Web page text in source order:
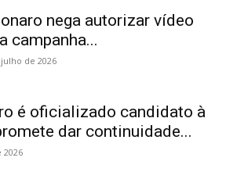
nega autorizar vídeo
campanha...
de 2026
é oficializado candidato à
dar continuidade...
2026